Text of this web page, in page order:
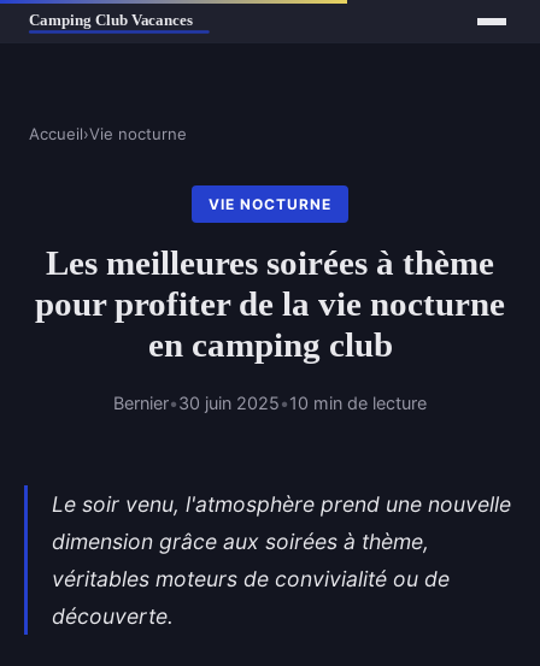
Accueil›Vie nocturne
VIE NOCTURNE
Les meilleures soirées à thème
pour profiter de la vie nocturne
en camping club
Bernier•30 juin 2025•10 min de lecture
Le soir venu, l'atmosphère prend une nouvelle
dimension grâce aux soirées à thème,
véritables moteurs de convivialité ou de
découverte.